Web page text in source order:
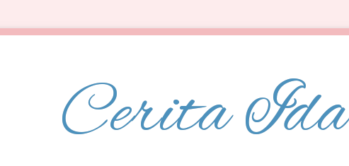
Cerita Ida